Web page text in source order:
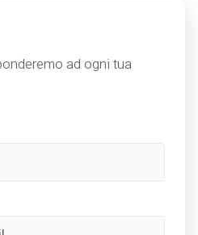
ad ogni tua